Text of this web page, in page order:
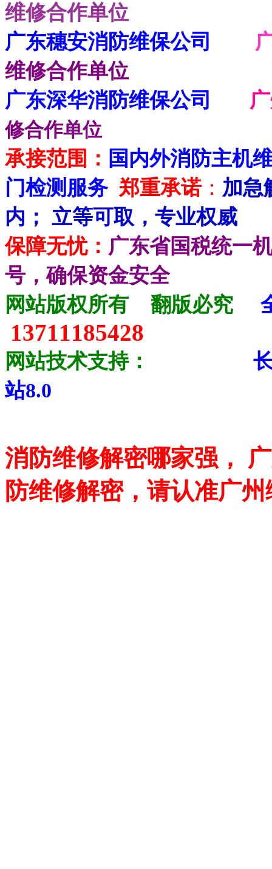
维修合作单位
广东穗安消防维保公司
维修合作单位
广东深华消防维保公司
修合作单位
承接范围： 国内外消防主机
门检测服务 郑重承诺： 加急
内； 立等可取，专业权威
保障无忧： 广东省国税统一
号，确保资金安全
网站版权所有 翻版必究
13711185428
网站技术支持：
站8.0
消防维修解密哪家强，
防维修解密，请认准广